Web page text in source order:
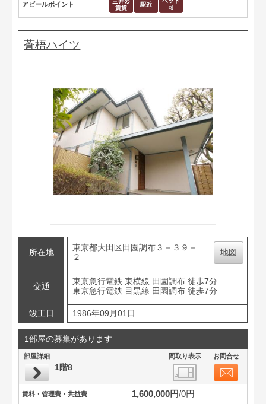
アピールポイント
蒼梧ハイツ
所在地
東京都大田区田園調布３－３９－
２
地図
交通
東京急行電鉄 東横線 田園調布 徒歩7分
東京急行電鉄 目黒線 田園調布 徒歩7分
竣工日 1986年09月01日
1部屋の募集があります
部屋詳細 間取り表示 お問合せ
1階8
賃料・管理費・共益費 1,600,000円 0円